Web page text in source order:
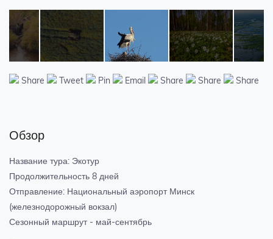
Share Tweet Pin Email Share Share Share
Обзор
Название тура: Экотур
Продолжительность 8 дней
Отправление: Национальный аэропорт Минск
(железнодорожный вокзал)
Сезонный маршрут - май-сентябрь